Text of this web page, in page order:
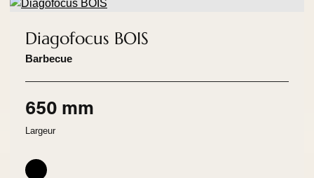
Diagofocus BOIS
Barbecue
650 mm
Largeur